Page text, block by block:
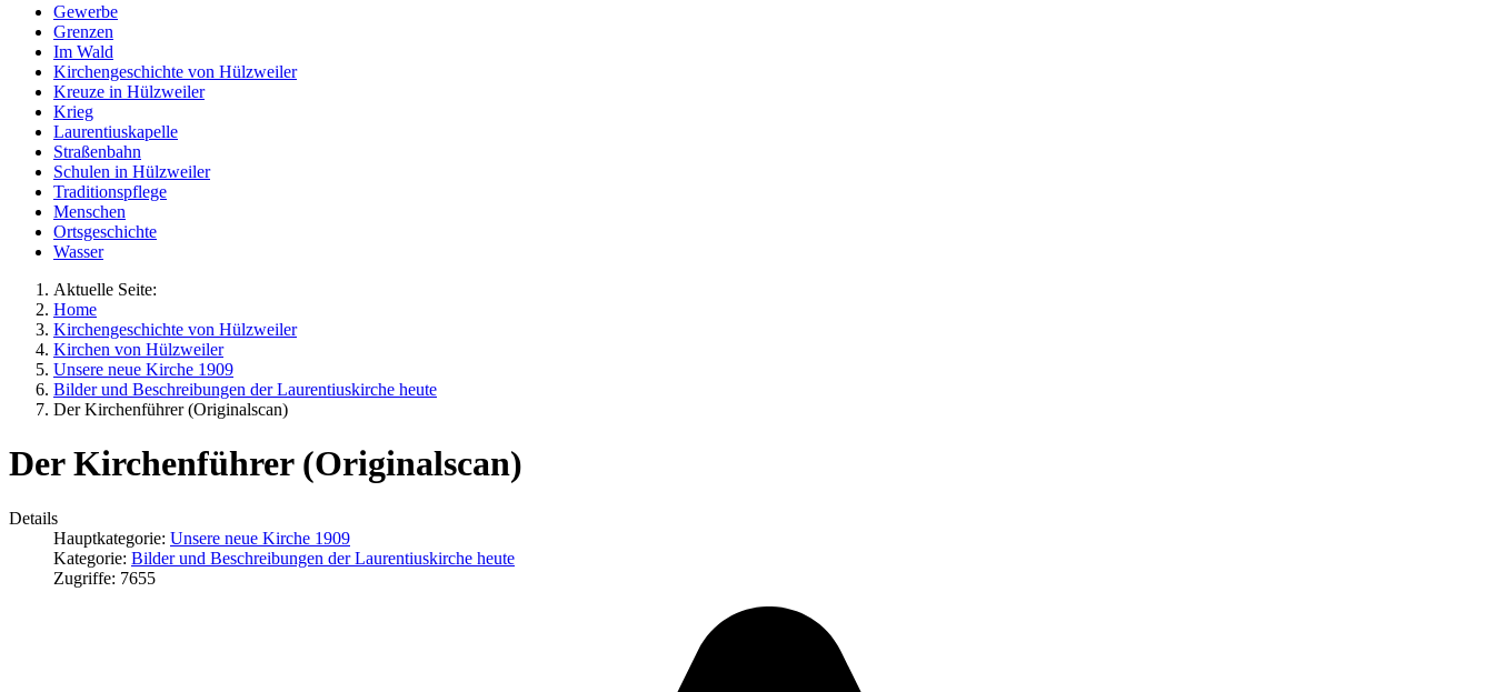
Gewerbe
Grenzen
Im Wald
Kirchengeschichte von Hülzweiler
Kreuze in Hülzweiler
Krieg
Laurentiuskapelle
Straßenbahn
Schulen in Hülzweiler
Traditionspflege
Menschen
Ortsgeschichte
Wasser
Aktuelle Seite:
Home
Kirchengeschichte von Hülzweiler
Kirchen von Hülzweiler
Unsere neue Kirche 1909
Bilder und Beschreibungen der Laurentiuskirche heute
Der Kirchenführer (Originalscan)
Der Kirchenführer (Originalscan)
Details
Hauptkategorie: Unsere neue Kirche 1909
Kategorie: Bilder und Beschreibungen der Laurentiuskirche heute
Zugriffe: 7655